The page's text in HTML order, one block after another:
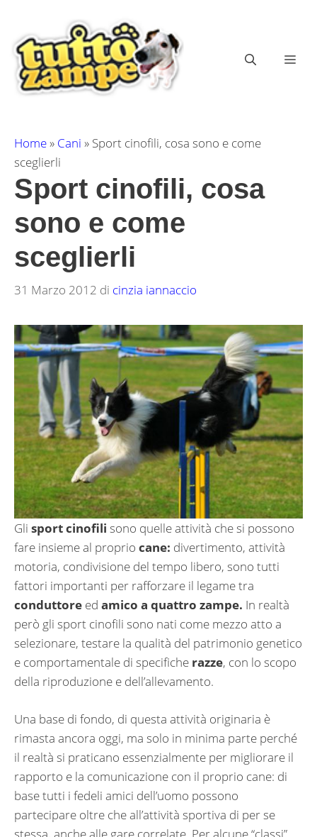
contenuto
Home» Cani » Sport cinofili, cosa sono e come
sceglierli
Sport cinofili, cosa
sono e come
sceglierli
31 Marzo 2012 di cinzia iannaccio
Gli sport cinofili sono quelle attività che si possono
fare insieme al proprio cane: divertimento, attività
motoria, condivisione del tempo libero, sono tutti
fattori importanti per rafforzare il legame tra
conduttore ed amico a quattro zampe. In realtà
però gli sport cinofili sono nati come mezzo atto a
selezionare, testare la qualità del patrimonio genetico
e comportamentale di specifiche razze, con lo scopo
della riproduzione e dell’allevamento.
Una base di fondo, di questa attività originaria è
rimasta ancora oggi, ma solo in minima parte perché
il realtà si praticano essenzialmente per migliorare il
rapporto e la comunicazione con il proprio cane: di
base tutti i fedeli amici dell’uomo possono
partecipare oltre che all’attività sportiva di per se
stessa, anche alle gare correlate. Per alcune “classi”